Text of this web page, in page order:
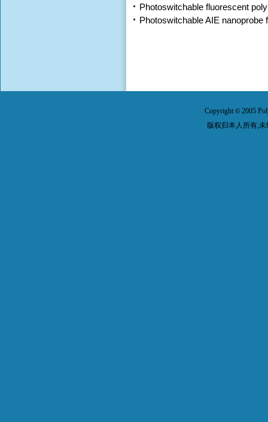
Photoswitchable fluorescent
Photoswitchable AIE
Copyright© 2005
版权归本人所有,